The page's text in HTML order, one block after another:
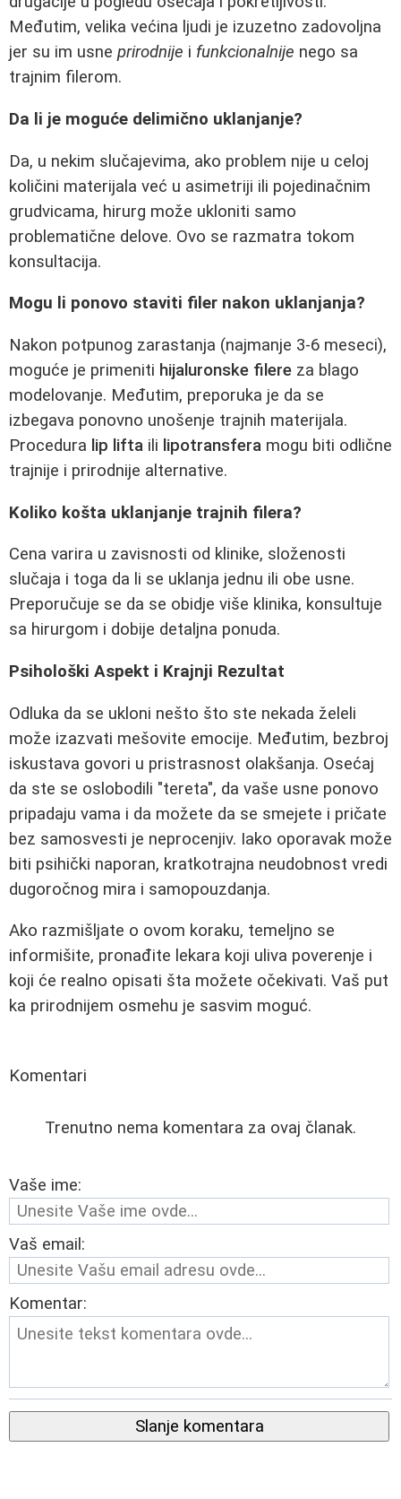
Međutim, velika većina ljudi je izuzetno zadovoljna
jer su im usne prirodnije i funkcionalnije nego sa
trajnim filerom.
Da li je moguće delimično uklanjanje?
Da, u nekim slučajevima, ako problem nije u celoj
količini materijala već u asimetriji ili pojedinačnim
grudvicama, hirurg može ukloniti samo
problematične delove. Ovo se razmatra tokom
konsultacija.
Mogu li ponovo staviti filer nakon uklanjanja?
Nakon potpunog zarastanja (najmanje 3-6 meseci),
moguće je primeniti hijaluronske filere za blago
modelovanje. Međutim, preporuka je da se
izbegava ponovno unošenje trajnih materijala.
Procedura lip lifta ili lipotransfera mogu biti odlične
trajnije i prirodnije alternative.
Koliko košta uklanjanje trajnih filera?
Cena varira u zavisnosti od klinike, složenosti
slučaja i toga da li se uklanja jednu ili obe usne.
Preporučuje se da se obidje više klinika, konsultuje
sa hirurgom i dobije detaljna ponuda.
Psihološki Aspekt i Krajnji Rezultat
Odluka da se ukloni nešto što ste nekada želeli
može izazvati mešovite emocije. Međutim, bezbroj
iskustava govori u pristrasnost olakšanja. Osećaj
da ste se oslobodili "tereta", da vaše usne ponovo
pripadaju vama i da možete da se smejete i pričate
bez samosvesti je neprocenjiv. Iako oporavak može
biti psihički naporan, kratkotrajna neudobnost vredi
dugoročnog mira i samopouzdanja.
Ako razmišljate o ovom koraku, temeljno se
informišite, pronađite lekara koji uliva poverenje i
koji će realno opisati šta možete očekivati. Vaš put
ka prirodnijem osmehu je sasvim moguć.
Komentari
Trenutno nema komentara za ovaj članak.
Vaše ime:
Vaš email:
Komentar:
Slanje komentara